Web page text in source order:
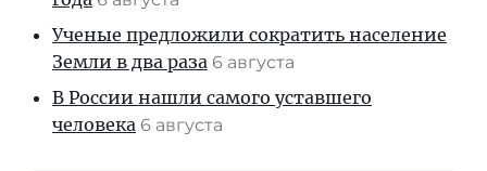
Ученые предложили сократить население
Земли в два раза 6 августа
В России нашли самого уставшего
человека 6 августа